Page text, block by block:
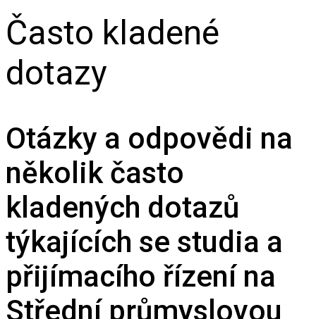
Často kladené
dotazy
Otázky a odpovědi na
několik často
kladených dotazů
týkajících se studia a
přijímacího řízení na
Střední průmyslovou